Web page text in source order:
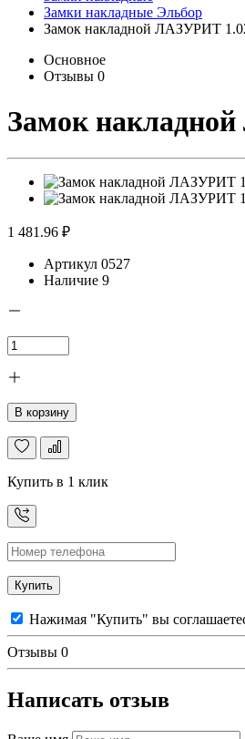
Замки накладные Эльбор
Замок накладной ЛАЗУРИТ
Основное
Отзывы 0
Замок
1 481.96 ₽
Артикул 0527
Наличие 9
В корзину
Купить в 1 клик
Купить
Нажимая "Купить" вы
Отзывы 0
Написать отзыв